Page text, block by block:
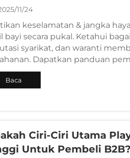
11/24
keselamatan & jangka
bayi secara pukal. Ketahui
syarikat, dan waranti
Dapatkan panduan
Baca
Ciri-Ciri Utama
Untuk Pembeli B2B?